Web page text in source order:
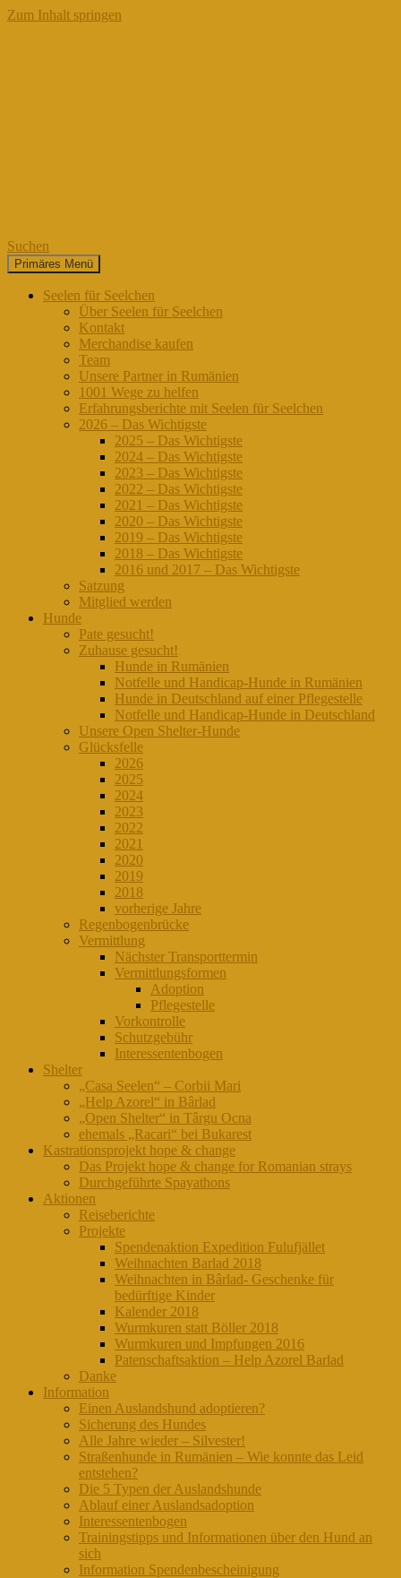
Zum Inhalt springen
Seelen für Seelchen
Suchen
Primäres Menü
Seelen für Seelchen
Über Seelen für Seelchen
Kontakt
Merchandise kaufen
Team
Unsere Partner in Rumänien
1001 Wege zu helfen
Erfahrungsberichte mit Seelen für Seelchen
2026 – Das Wichtigste
2025 – Das Wichtigste
2024 – Das Wichtigste
2023 – Das Wichtigste
2022 – Das Wichtigste
2021 – Das Wichtigste
2020 – Das Wichtigste
2019 – Das Wichtigste
2018 – Das Wichtigste
2016 und 2017 – Das Wichtigste
Satzung
Mitglied werden
Hunde
Pate gesucht!
Zuhause gesucht!
Hunde in Rumänien
Notfelle und Handicap-Hunde in Rumänien
Hunde in Deutschland auf einer Pflegestelle
Notfelle und Handicap-Hunde in Deutschland
Unsere Open Shelter-Hunde
Glücksfelle
2026
2025
2024
2023
2022
2021
2020
2019
2018
vorherige Jahre
Regenbogenbrücke
Vermittlung
Nächster Transporttermin
Vermittlungsformen
Adoption
Pflegestelle
Vorkontrolle
Schutzgebühr
Interessentenbogen
Shelter
„Casa Seelen“ – Corbii Mari
„Help Azorel“ in Bârlad
„Open Shelter“ in Târgu Ocna
ehemals „Racari“ bei Bukarest
Kastrationsprojekt hope & change
Das Projekt hope & change for Romanian strays
Durchgeführte Spayathons
Aktionen
Reiseberichte
Projekte
Spendenaktion Expedition Fulufjället
Weihnachten Barlad 2018
Weihnachten in Bârlad- Geschenke für
bedürftige Kinder
Kalender 2018
Wurmkuren statt Böller 2018
Wurmkuren und Impfungen 2016
Patenschaftsaktion – Help Azorel Barlad
Danke
Information
Einen Auslandshund adoptieren?
Sicherung des Hundes
Alle Jahre wieder – Silvester!
Straßenhunde in Rumänien – Wie konnte das Leid
entstehen?
Die 5 Typen der Auslandshunde
Ablauf einer Auslandsadoption
Interessentenbogen
Trainingstipps und Informationen über den Hund an
sich
Information Spendenbescheinigung